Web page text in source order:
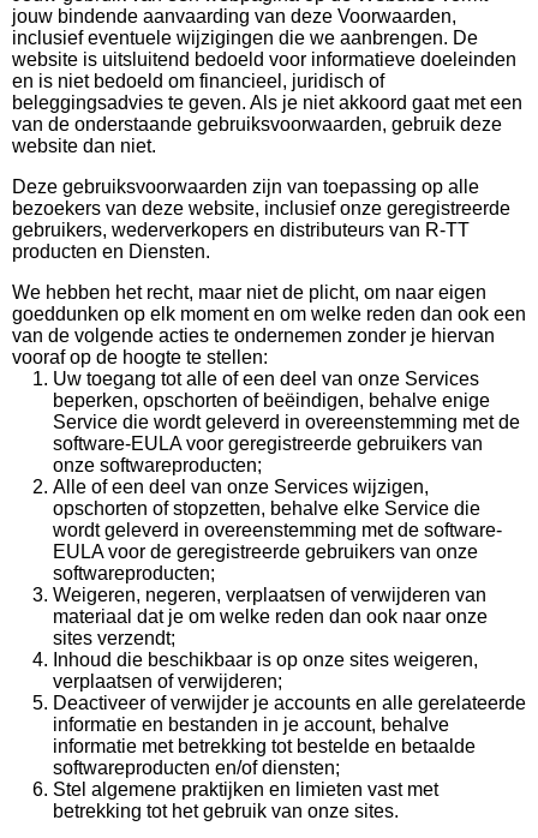
jouw bindende aanvaarding van deze Voorwaarden,
inclusief eventuele wijzigingen die we aanbrengen. De
website is uitsluitend bedoeld voor informatieve doeleinden
en is niet bedoeld om financieel, juridisch of
beleggingsadvies te geven. Als je niet akkoord gaat met een
van de onderstaande gebruiksvoorwaarden, gebruik deze
website dan niet.
Deze gebruiksvoorwaarden zijn van toepassing op alle
bezoekers van deze website, inclusief onze geregistreerde
gebruikers, wederverkopers en distributeurs van R-TT
producten en Diensten.
We hebben het recht, maar niet de plicht, om naar eigen
goeddunken op elk moment en om welke reden dan ook een
van de volgende acties te ondernemen zonder je hiervan
vooraf op de hoogte te stellen:
Uw toegang tot alle of een deel van onze Services
beperken, opschorten of beëindigen, behalve enige
Service die wordt geleverd in overeenstemming met de
software-EULA voor geregistreerde gebruikers van
onze softwareproducten;
Alle of een deel van onze Services wijzigen,
opschorten of stopzetten, behalve elke Service die
wordt geleverd in overeenstemming met de software-
EULA voor de geregistreerde gebruikers van onze
softwareproducten;
Weigeren, negeren, verplaatsen of verwijderen van
materiaal dat je om welke reden dan ook naar onze
sites verzendt;
Inhoud die beschikbaar is op onze sites weigeren,
verplaatsen of verwijderen;
Deactiveer of verwijder je accounts en alle gerelateerde
informatie en bestanden in je account, behalve
informatie met betrekking tot bestelde en betaalde
softwareproducten en/of diensten;
Stel algemene praktijken en limieten vast met
betrekking tot het gebruik van onze sites.